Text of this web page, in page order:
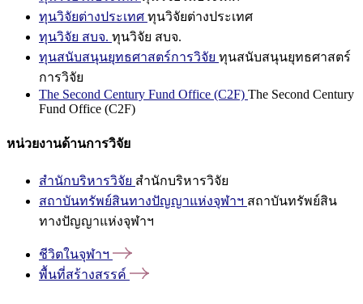
ทุนวิจัยต่างประเทศ ทุนวิจัยต่างประเทศ
ทุนวิจัย สบจ. ทุนวิจัย สบจ.
ทุนสนับสนุนยุทธศาสตร์การวิจัย ทุนสนับสนุนยุทธศาสตร์
การวิจัย
The Second Century Fund Office (C2F) The Second Century
Fund Office (C2F)
หน่วยงานด้านการวิจัย
สำนักบริหารวิจัย สำนักบริหารวิจัย
สถาบันทรัพย์สินทางปัญญาแห่งจุฬาฯ สถาบันทรัพย์สิน
ทางปัญญาแห่งจุฬาฯ
ชีวิตในจุฬาฯ
พื้นที่สร้างสรรค์